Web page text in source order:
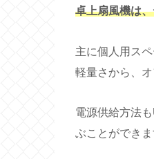
卓上扇風機は
主に個人用ス
軽量さから、
電源供給方法
ぶことができま